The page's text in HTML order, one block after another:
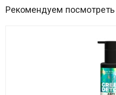
Рекомендуем посмотреть